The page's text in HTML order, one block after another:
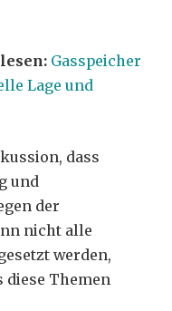
Gasspeicher
Lage und
dass
und
der
nicht alle
werden,
diese Themen